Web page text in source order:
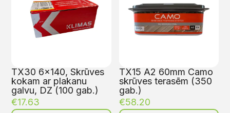
TX30 6×140, Skrūves
kokam ar plakanu
galvu, DZ (100 gab.)
€17.63
TX15 A2 60mm Camo
skrūves terasēm (350
gab.)
€58.20